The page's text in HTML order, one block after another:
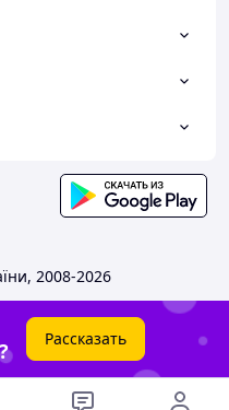
2008-2026
Рассказать